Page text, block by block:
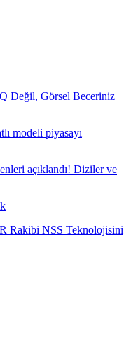
Değil, Görsel Beceriniz
modeli piyasayı
açıklandı! Diziler ve
Rakibi NSS Teknolojisini